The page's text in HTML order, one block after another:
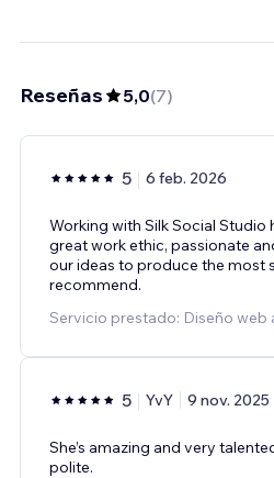
Reseñas 5,0(7)
5 6 feb. 2026
Working with Silk Social Studio
great work ethic, passionate
our ideas to produce the most
recommend.
Servicio prestado: Diseño web
5 YvY 9 nov. 2025
She’s amazing and very
polite.